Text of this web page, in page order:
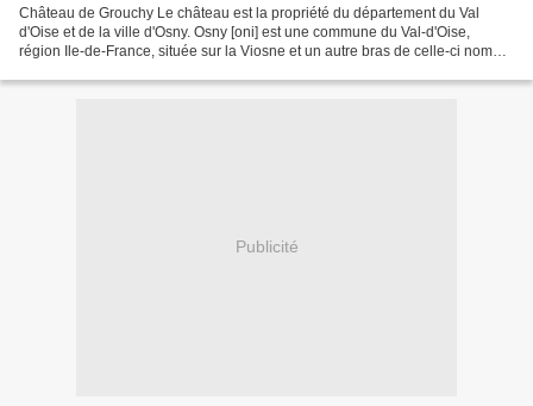
Château de Grouchy Le château est la propriété du département du Val
d'Oise et de la ville d'Osny. Osny [oni] est une commune du Val-d'Oise,
région Ile-de-France, située sur la Viosne et un autre bras de celle-ci nommé
Publicité